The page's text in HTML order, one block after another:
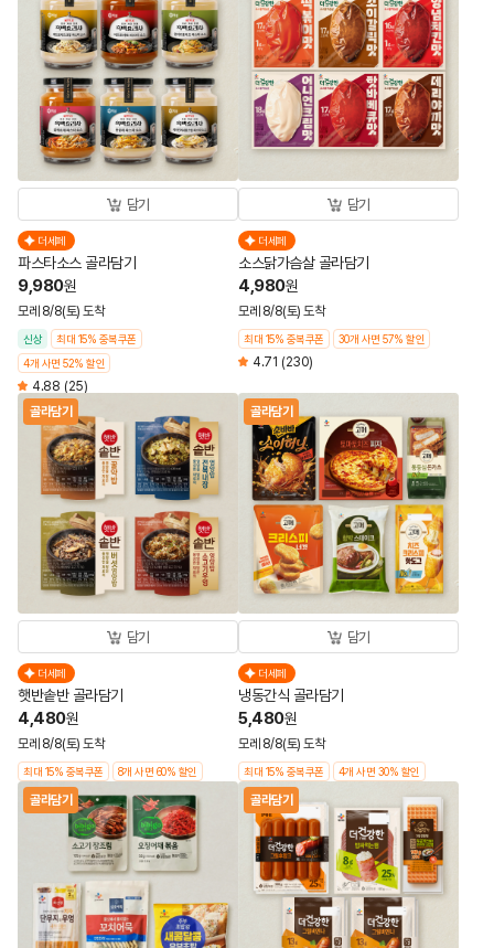
담기
더세페
파스타소스 골라담기
9,980원
모레 8/8(토) 도착
신상
최대 15% 중복쿠폰
4개 사면 52% 할인
4.88 (25)
담기
더세페
소스닭가슴살 골라담기
4,980원
모레 8/8(토) 도착
최대 15% 중복쿠폰 30개 사면 57% 할인
4.71 (230)
골라담기
담기
더세페
햇반솥반 골라담기
4,480원
모레 8/8(토) 도착
최대 15% 중복쿠폰 8개 사면 60% 할인
골라담기
담기
더세페
냉동간식 골라담기
5,480원
모레 8/8(토) 도착
최대 15% 중복쿠폰 4개 사면 30% 할인
골라담기 골라담기